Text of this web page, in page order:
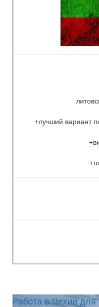
+лучший вариант
Работа в Чехии